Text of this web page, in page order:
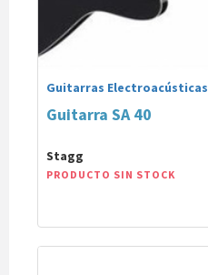
Guitarras Electroacústicas
Guitarra SA 40
Stagg
PRODUCTO SIN STOCK